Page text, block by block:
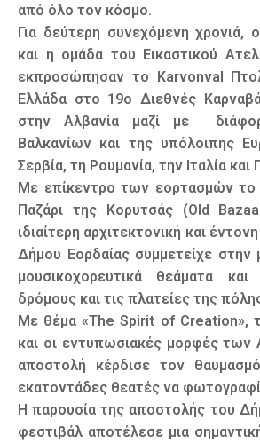
από όλο τον κόσμο.
Για δεύτερη συνεχόμενη χρονιά,
και η ομάδα του Εικαστικού
εκπροσώπησαν το Karvonval
Ελλάδα στο 19ο Διεθνές
στην Αλβανία μαζί με
Βαλκανίων και της υπόλοιπης
Σερβία, τη Ρουμανία, την Ιταλία και
Με επίκεντρο των εορτασμών το
Παζάρι της Κορυτσάς (Old
ιδιαίτερη αρχιτεκτονική και
Δήμου Εορδαίας συμμετείχε στην
μουσικοχορευτικά θεάματα
δρόμους και τις πλατείες της
Με θέμα «The Spirit of Creation»,
και οι εντυπωσιακές μορφές των
αποστολή κέρδισε τον
εκατοντάδες θεατές να
Η παρουσία της αποστολής του
φεστιβάλ αποτέλεσε μια